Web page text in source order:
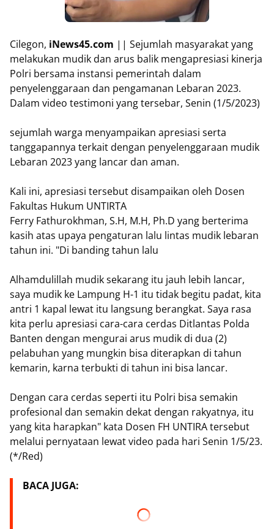
Cilegon, iNews45.com || Sejumlah masyarakat yang
melakukan mudik dan arus balik mengapresiasi kinerja
Polri bersama instansi pemerintah dalam
penyelenggaraan dan pengamanan Lebaran 2023.
Dalam video testimoni yang tersebar, Senin (1/5/2023)
sejumlah warga menyampaikan apresiasi serta
tanggapannya terkait dengan penyelenggaraan mudik
Lebaran 2023 yang lancar dan aman.
Kali ini, apresiasi tersebut disampaikan oleh Dosen
Fakultas Hukum UNTIRTA
Ferry Fathurokhman, S.H, M.H, Ph.D yang berterima
kasih atas upaya pengaturan lalu lintas mudik lebaran
tahun ini. "Di banding tahun lalu
Alhamdulillah mudik sekarang itu jauh lebih lancar,
saya mudik ke Lampung H-1 itu tidak begitu padat, kita
antri 1 kapal lewat itu langsung berangkat. Saya rasa
kita perlu apresiasi cara-cara cerdas Ditlantas Polda
Banten dengan mengurai arus mudik di dua (2)
pelabuhan yang mungkin bisa diterapkan di tahun
kemarin, karna terbukti di tahun ini bisa lancar.
Dengan cara cerdas seperti itu Polri bisa semakin
profesional dan semakin dekat dengan rakyatnya, itu
yang kita harapkan" kata Dosen FH UNTIRA tersebut
melalui pernyataan lewat video pada hari Senin 1/5/23.
(*/Red)
BACA JUGA: